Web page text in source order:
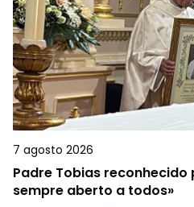
7 agosto 2026
Padre Tobias
sempre aberto a todos»